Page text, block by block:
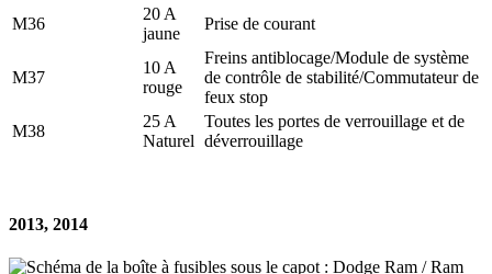
M36
20 A
jaune
Prise de courant
M37
10 A
rouge
Freins antiblocage/Module de système
de contrôle de stabilité/Commutateur de
feux stop
M38
25 A
Naturel
Toutes les portes de verrouillage et de
déverrouillage
2013, 2014